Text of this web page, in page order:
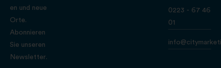
en und neue
Orte.
Abonnieren
Sie unseren
Newsletter.
0223 - 67 46
01